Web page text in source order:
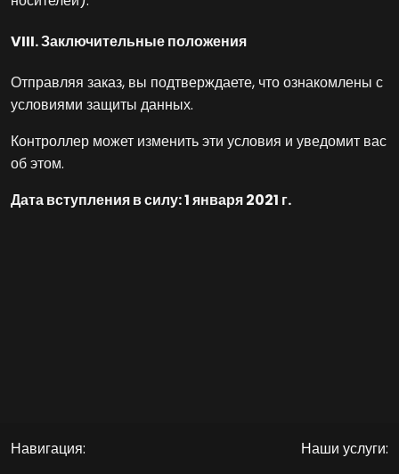
VIII. Заключительные положения
Отправляя заказ, вы подтверждаете, что ознакомлены с
условиями защиты данных.
Контроллер может изменить эти условия и уведомит вас
об этом.
Дата вступления в силу: 1 января 2021 г.
Навигация:
Наши услуги: